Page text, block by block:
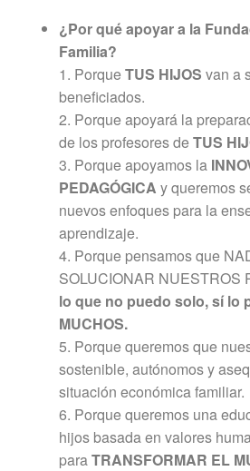
¿Por qué apoyar a la
Familia?
1. PorqueTUS HIJOS van a
beneficiados.
2. Porque apoyará la
de los profesores deTUS
3. Porque apoyamos la
PEDAGÓGICA y queremos
nuevos enfoques para la
aprendizaje.
4. Porque pensamos que
SOLUCIONAR NUESTROS
lo que no puedo solo, sí lo
MUCHOS.
5. Porque queremos que
sostenible, autónomos y
situación económica familiar.
6. Porque queremos una
hijos basada en valores
paraTRANSFORMAR EL